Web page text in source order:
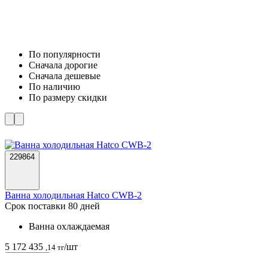
По популярности
Cначала дорогие
Cначала дешевые
По наличию
По размеру скидки
229864
Ванна холодильная Hatco CWB-2
Срок поставки 80 дней
Ванна охлаждаемая
5 172 435 ,14 тг/шт